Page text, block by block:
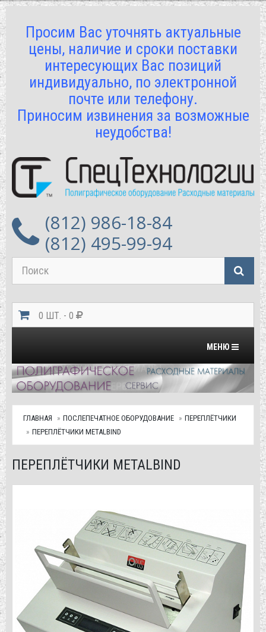
Просим Вас уточнять актуальные
цены, наличие и сроки поставки
интересующих Вас позиций
индивидуально, по электронной
почте или телефону.
Приносим извинения за возможные
неудобства!
(812) 986-18-84
(812) 495-99-94
0 ШТ. - 0
Переключить
МЕНЮ
ГЛАВНАЯ ПОСЛЕПЕЧАТНОЕ ОБОРУДОВАНИЕ
ПЕРЕПЛЁТЧИКИ
ПЕРЕПЛЁТЧИКИ METALBIND
ПЕРЕПЛЁТЧИКИ METALBIND